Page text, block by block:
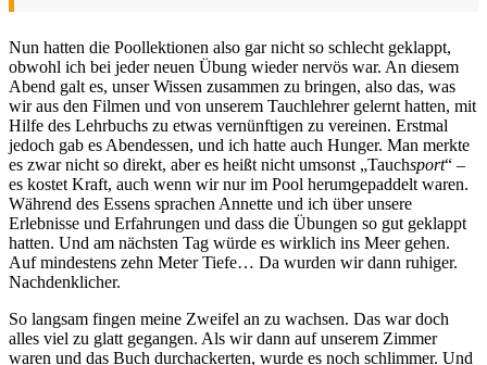
Nun hatten die Poollektionen also gar nicht so schlecht geklappt,
obwohl ich bei jeder neuen Übung wieder nervös war. An diesem
Abend galt es, unser Wissen zusammen zu bringen, also das, was
wir aus den Filmen und von unserem Tauchlehrer gelernt hatten, mit
Hilfe des Lehrbuchs zu etwas vernünftigen zu vereinen. Erstmal
jedoch gab es Abendessen, und ich hatte auch Hunger. Man merkte
es zwar nicht so direkt, aber es heißt nicht umsonst „Tauchsport“ –
es kostet Kraft, auch wenn wir nur im Pool herumgepaddelt waren.
Während des Essens sprachen Annette und ich über unsere
Erlebnisse und Erfahrungen und dass die Übungen so gut geklappt
hatten. Und am nächsten Tag würde es wirklich ins Meer gehen.
Auf mindestens zehn Meter Tiefe… Da wurden wir dann ruhiger.
Nachdenklicher.
So langsam fingen meine Zweifel an zu wachsen. Das war doch
alles viel zu glatt gegangen. Als wir dann auf unserem Zimmer
waren und das Buch durchackerten, wurde es noch schlimmer. Und